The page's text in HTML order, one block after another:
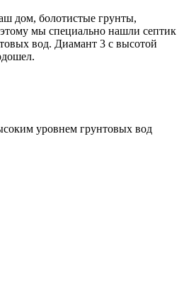
дом, болотистые грунты,
мы специально нашли септик
вод. Диамант 3 с высотой
уровнем грунтовых вод